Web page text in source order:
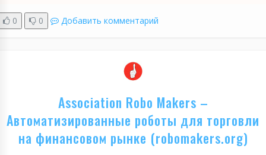
0 0 Добавить комментарий
Association Robo Makers –
Автоматизированные роботы для торговли
на финансовом рынке (robomakers.org)